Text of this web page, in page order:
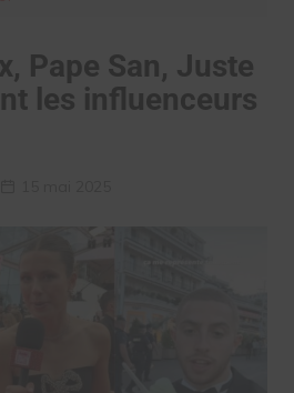
Pape San, Juste
les influenceurs